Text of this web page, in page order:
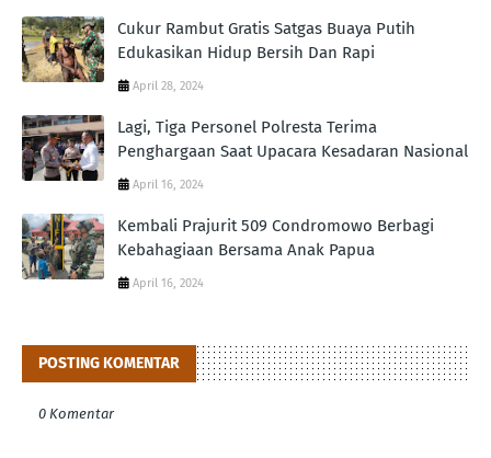
Cukur Rambut Gratis Satgas Buaya Putih
Edukasikan Hidup Bersih Dan Rapi
April 28, 2024
Lagi, Tiga Personel Polresta Terima
Penghargaan Saat Upacara Kesadaran Nasional
April 16, 2024
Kembali Prajurit 509 Condromowo Berbagi
Kebahagiaan Bersama Anak Papua
April 16, 2024
POSTING KOMENTAR
0 Komentar